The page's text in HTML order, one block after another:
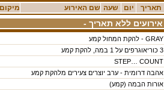
מיקום שם האירוע שעה יום תאריך
- אירועים ללא תאריך
GRAY - להקת המחול קמע
3 כוריאוגרפים על 1 במה, להקת קמע
STEP… COUNT
אהבה דרומית - ערב יוצרים צעירים מלהקת קמע
אורות הבמה (קמע)